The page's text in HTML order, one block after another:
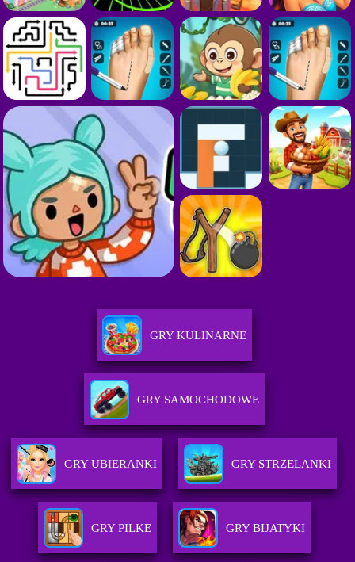
GRY KULINARNE
GRY SAMOCHODOWE
GRY UBIERANKI GRY STRZELANKI
GRY PILKE GRY BIJATYKI